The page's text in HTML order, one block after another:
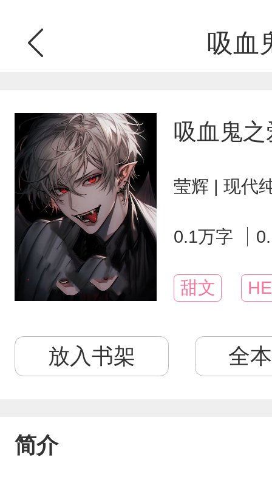
吸血
吸血鬼之
莹辉 | 现代
0.1万字
甜文 HE
放入书架 全
简介